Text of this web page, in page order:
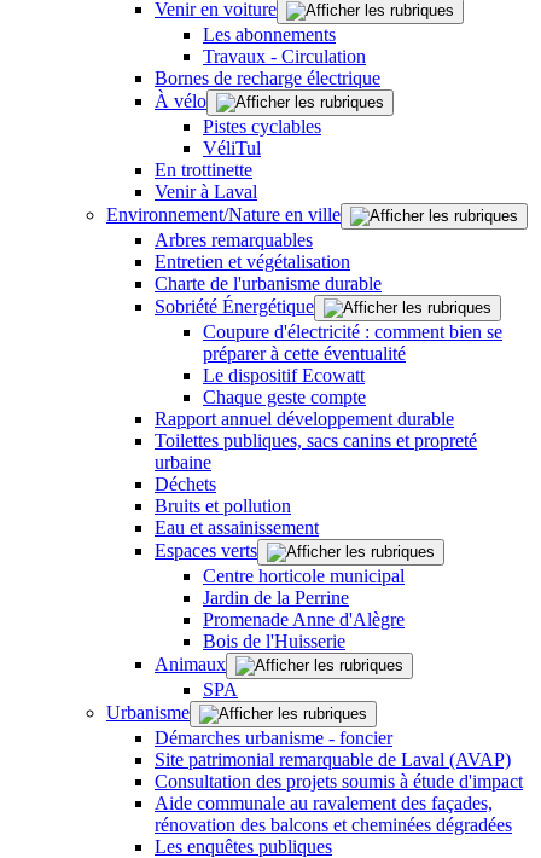
Venir en voiture
Les abonnements
Travaux - Circulation
Bornes de recharge électrique
À vélo
Pistes cyclables
VéliTul
En trottinette
Venir à Laval
Environnement/Nature en ville
Arbres remarquables
Entretien et végétalisation
Charte de l'urbanisme durable
Sobriété Énergétique
Coupure d'électricité : comment bien se
préparer à cette éventualité
Le dispositif Ecowatt
Chaque geste compte
Rapport annuel développement durable
Toilettes publiques, sacs canins et propreté
urbaine
Déchets
Bruits et pollution
Eau et assainissement
Espaces verts
Centre horticole municipal
Jardin de la Perrine
Promenade Anne d'Alègre
Bois de l'Huisserie
Animaux
SPA
Urbanisme
Démarches urbanisme - foncier
Site patrimonial remarquable de Laval (AVAP)
Consultation des projets soumis à étude d'impact
Aide communale au ravalement des façades,
rénovation des balcons et cheminées dégradées
Les enquêtes publiques